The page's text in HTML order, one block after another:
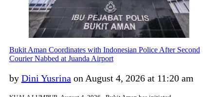
Bukit Aman Coordinates with Indonesian Police After Second
Courier Nabbed at Juanda Airport
by Dini Yusrina on August 4, 2026 at 11:20 am